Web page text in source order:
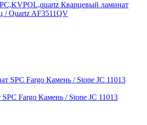
Кварцевый ламинат
/ Quartz AF3511QV
Fargo Камень / Stone JC 11013